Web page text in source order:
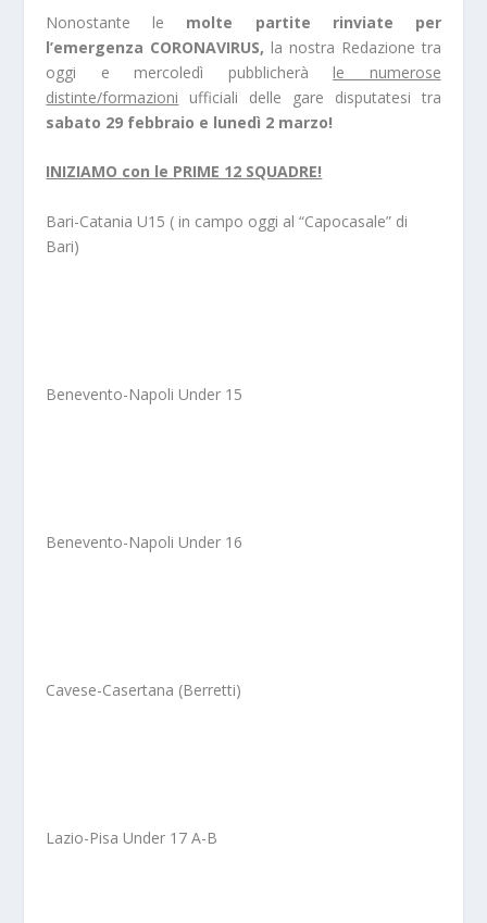
Nonostante le molte partite rinviate per
l’emergenza CORONAVIRUS, la nostra Redazione tra
oggi e mercoledì pubblicherà le numerose
distinte/formazioni ufficiali delle gare disputatesi tra
sabato 29 febbraio e lunedì 2 marzo!
INIZIAMO con le PRIME 12 SQUADRE!
Bari-Catania U15 ( in campo oggi al “Capocasale” di
Bari)
Benevento-Napoli Under 15
Benevento-Napoli Under 16
Cavese-Casertana (Berretti)
Lazio-Pisa Under 17 A-B